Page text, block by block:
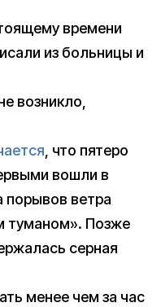
времени
из больницы и
возникло,
, что пятеро
вошли в
порывов ветра
туманом». Позже
серная
менее чем за час